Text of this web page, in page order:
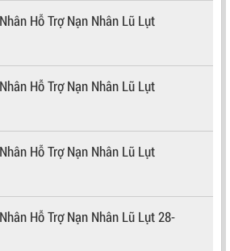
Hỗ Trợ Nạn Nhân Lũ Lụt
Hỗ Trợ Nạn Nhân Lũ Lụt
Hỗ Trợ Nạn Nhân Lũ Lụt
Hỗ Trợ Nạn Nhân Lũ Lụt 28-